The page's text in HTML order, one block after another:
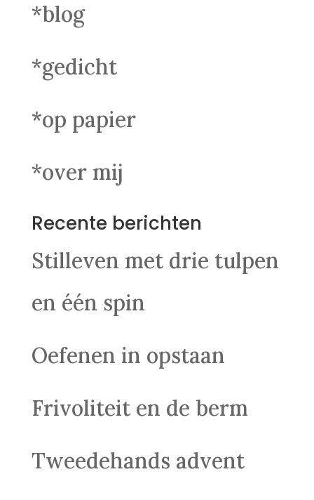
*blog
*gedicht
*op papier
*over mij
Recente berichten
Stilleven met drie tulpen
en één spin
Oefenen in opstaan
Frivoliteit en de berm
Tweedehands advent